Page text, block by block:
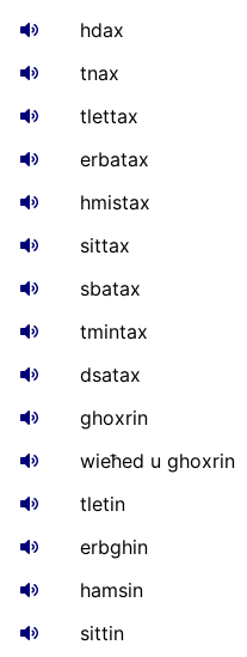
hdax
tnax
tlettax
erbatax
hmistax
sittax
sbatax
tmintax
dsatax
ghoxrin
wieħed u ghoxrin
tletin
erbghin
hamsin
sittin